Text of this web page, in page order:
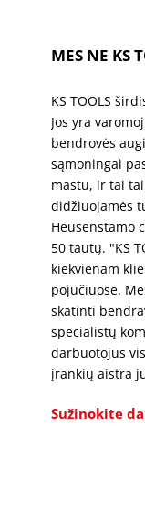
MES NE KS
KS TOOLS
Jos yra
bendrovės
sąmoningai
mastu, ir tai
didžiuojamės
Heusenstamo
50 tautų. "KS
kiekvienam
pojūčiuose.
skatinti
specialistų
darbuotojus
įrankių aistra
Sužinokite